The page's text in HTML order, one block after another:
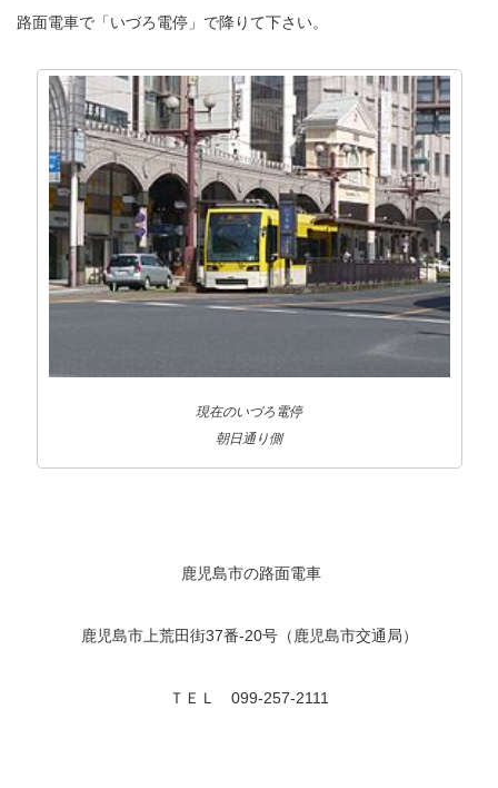
路面電車で「いづろ電停」で降りて下さい。
現在のいづろ電停
朝日通り側
鹿児島市の路面電車
鹿児島市上荒田街37番-20号（鹿児島市交通局）
ＴＥＬ 099-257-2111